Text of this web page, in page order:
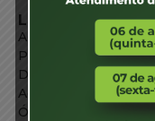
LINKS EXTERNOS
Agência de Notícias
Portal de Serviços
Diário Oficial
Acesso à Informação
Órgãos do Governo